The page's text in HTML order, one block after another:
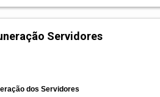
Servidores
dos Servidores